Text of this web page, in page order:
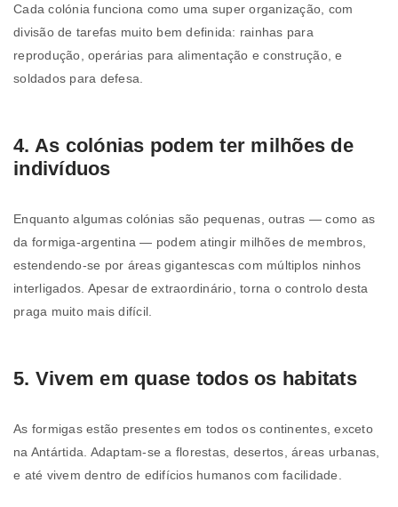
Cada colónia funciona como uma super organização, com
divisão de tarefas muito bem definida: rainhas para
reprodução, operárias para alimentação e construção, e
soldados para defesa.
4. As colónias podem ter milhões de
indivíduos
Enquanto algumas colónias são pequenas, outras — como as
da formiga-argentina — podem atingir milhões de membros,
estendendo-se por áreas gigantescas com múltiplos ninhos
interligados. Apesar de extraordinário, torna o controlo desta
praga muito mais difícil.
5. Vivem em quase todos os habitats
As formigas estão presentes em todos os continentes, exceto
na Antártida. Adaptam-se a florestas, desertos, áreas urbanas,
e até vivem dentro de edifícios humanos com facilidade.